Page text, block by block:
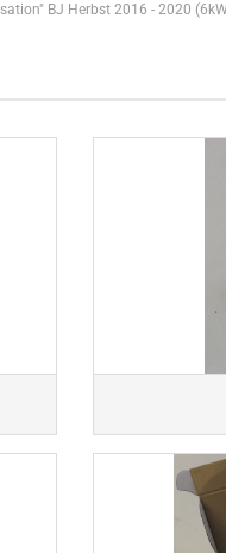
BJ Herbst 2016 - 2020